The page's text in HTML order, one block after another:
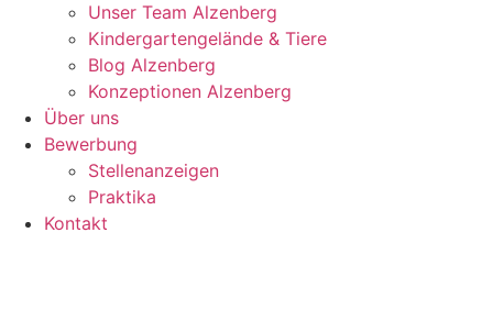
Unser Team Alzenberg
Kindergartengelände & Tiere
Blog Alzenberg
Konzeptionen Alzenberg
Über uns
Bewerbung
Stellenanzeigen
Praktika
Kontakt